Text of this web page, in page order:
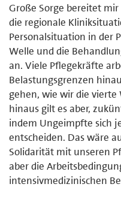
Große Sorge bereitet
die regionale
Personalsituation in der
Welle und die
an. Viele Pflegekräfte
Belastungsgrenzen
gehen, wie wir die
hinaus gilt es aber,
indem Ungeimpfte sich
entscheiden. Das wäre
Solidarität mit unseren
aber die
intensivmedizinischen